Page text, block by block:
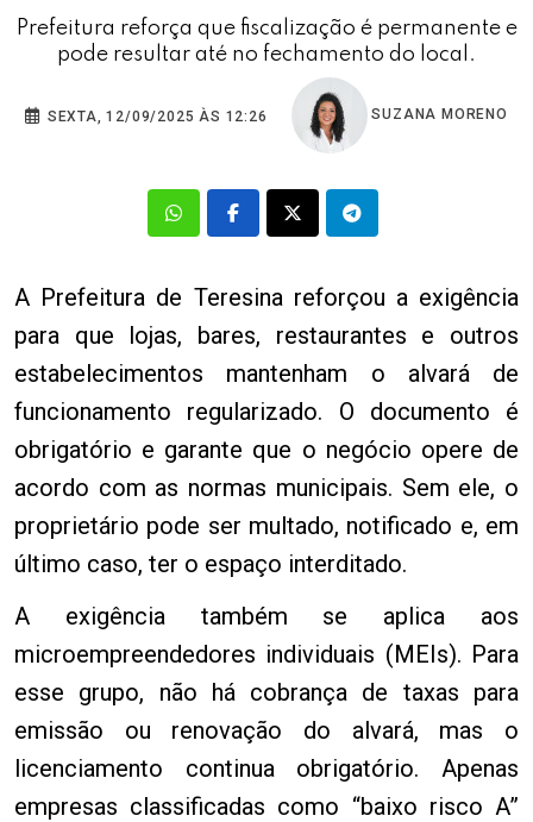
Prefeitura reforça que fiscalização é permanente e
pode resultar até no fechamento do local.
SEXTA, 12/09/2025 ÀS 12:26 SUZANA MORENO
A Prefeitura de Teresina reforçou a exigência
para que lojas, bares, restaurantes e outros
estabelecimentos mantenham o alvará de
funcionamento regularizado. O documento é
obrigatório e garante que o negócio opere de
acordo com as normas municipais. Sem ele, o
proprietário pode ser multado, notificado e, em
último caso, ter o espaço interditado.
A exigência também se aplica aos
microempreendedores individuais (MEIs). Para
esse grupo, não há cobrança de taxas para
emissão ou renovação do alvará, mas o
licenciamento continua obrigatório. Apenas
empresas classificadas como “baixo risco A”